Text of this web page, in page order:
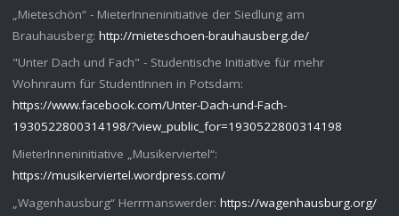
„Mieteschön“ - MieterInneninitiative der Siedlung am
Brauhausberg: http://mieteschoen-brauhausberg.de/
"Unter Dach und Fach" - Studentische Initiative für mehr
Wohnraum für StudentInnen in Potsdam:
https://www.facebook.com/Unter-Dach-und-Fach-
1930522800314198/?view_public_for=1930522800314198
MieterInneninitiative „Musikerviertel“:
https://musikerviertel.wordpress.com/
„Wagenhausburg“ Herrmanswerder: https://wagenhausburg.org/